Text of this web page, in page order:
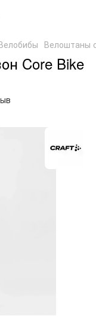
Велоштаны
Core Bike